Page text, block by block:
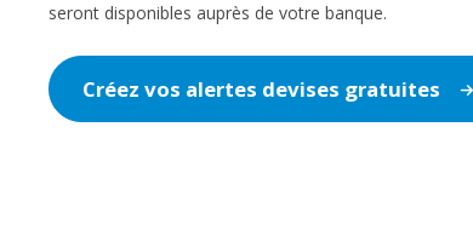
seront disponibles auprès de votre banque.
Créez vos alertes devises gratuites